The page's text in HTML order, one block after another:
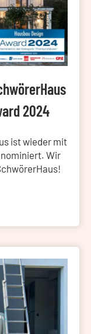
2024
ist wieder mit
Wir